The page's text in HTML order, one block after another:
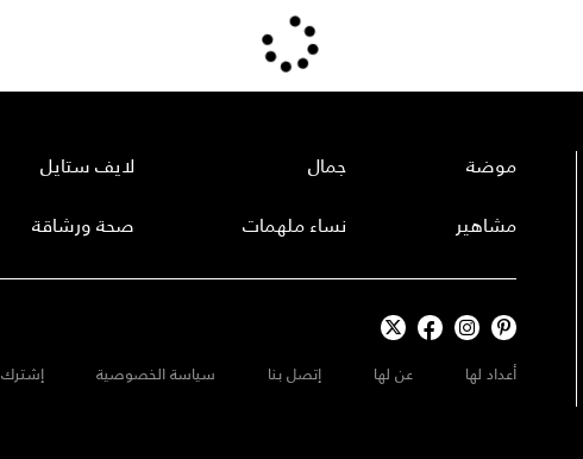
موضة
مشاهير
جمال
نساء ملهمات
لايف ستايل
صحة ورشاقة
أعداد لها عن لها إتصل بنا سياسة الخصوصية إشترك